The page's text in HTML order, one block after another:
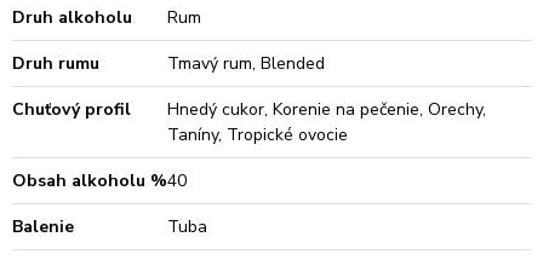
Druh alkoholu
Rum
Druh rumu
Tmavý rum, Blended
Chuťový profil
Hnedý cukor, Korenie na pečenie, Orechy,
Taníny, Tropické ovocie
Obsah alkoholu %40
Balenie
Tuba